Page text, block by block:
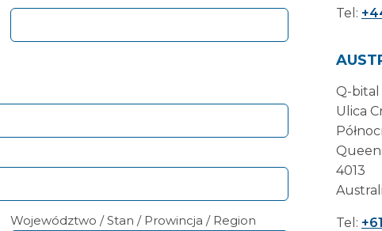
Województwo / Stan / Prowincja / Region
Tel:
Q-bital
Ulica
4013
Tel: